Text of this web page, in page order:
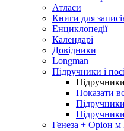
Атласи
Книги для
Енциклопедії
Календарі
Довідники
Longman
Підручники і
Показати
Генеза + Оріон м